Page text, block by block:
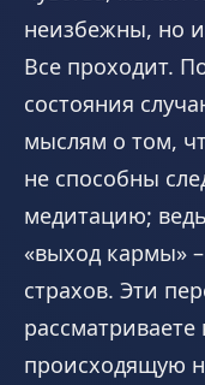
неизбежны, но
Все проходит.
состояния
мыслям о том,
не способны
медитацию;
«выход кармы»
страхов. Эти
происходящую